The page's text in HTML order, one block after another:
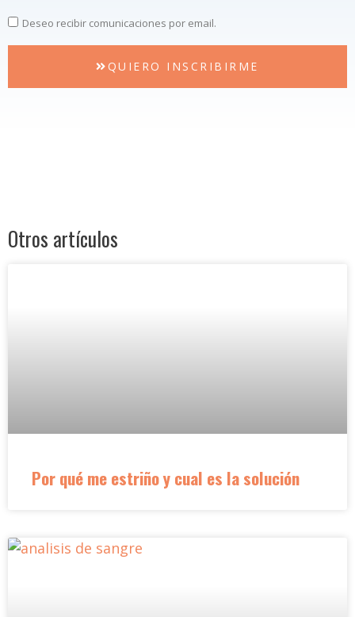
Deseo recibir comunicaciones por email.
QUIERO INSCRIBIRME
Otros artículos
Por qué me estriño y cual es la solución